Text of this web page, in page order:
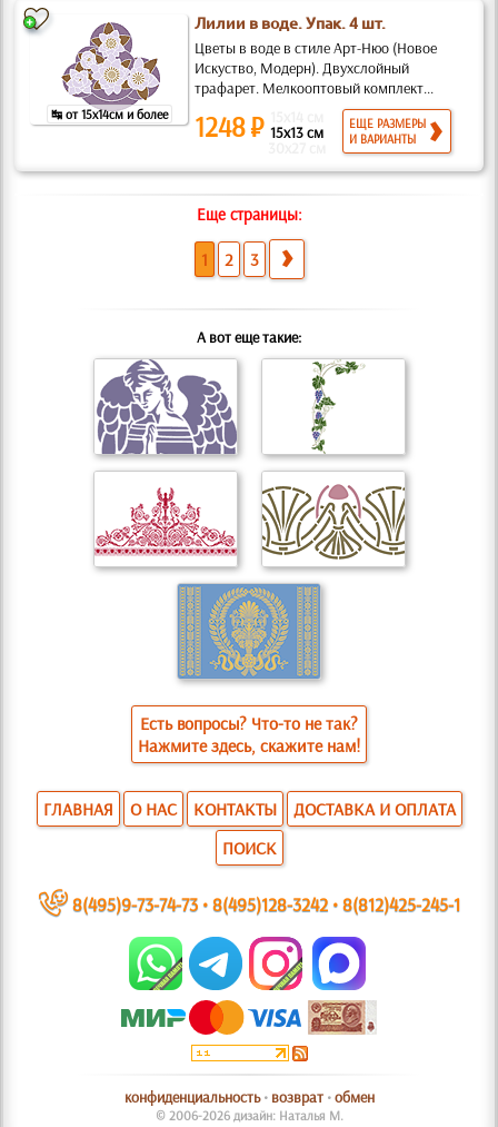
↹ от 15x14см и более
Лилии в воде. Упак. 4 шт.
Цветы в воде в стиле Арт-Нюо (Новое
Искуство, Модерн). Двухслойный
трафарет. Мелкооптовый комплект...
1248 ₽ 15x13 см
ЕЩЕ РАЗМЕРЫ
И ВАРИАНТЫ
Еще страницы:
1 2 3
А вот еще такие:
Есть вопросы? Что-то не так?
Нажмите здесь, скажите нам!
ГЛАВНАЯ О НАС КОНТАКТЫ
ДОСТАВКА И ОПЛАТА
ПОИСК
~ 8(495)9-73-74-73•8(495)128-3242•8(812)425-245-1
конфиденциальность• возврат•обмен
© 2006-2026 дизайн: Наталья М.